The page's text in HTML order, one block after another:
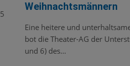
Weihnachtsmännern
Eine heitere und
bot die Theater-AG der
und 6) des…